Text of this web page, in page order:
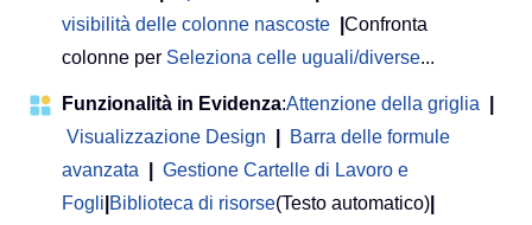
visibilità delle colonne nascoste
Confronta
colonne per Seleziona celle uguali/diverse...
Funzionalità in Evidenza:Attenzione della griglia
Visualizzazione Design
Barra delle formule
avanzata
Gestione Cartelle di Lavoro e
Fogli Biblioteca di risorse(Testo automatico)